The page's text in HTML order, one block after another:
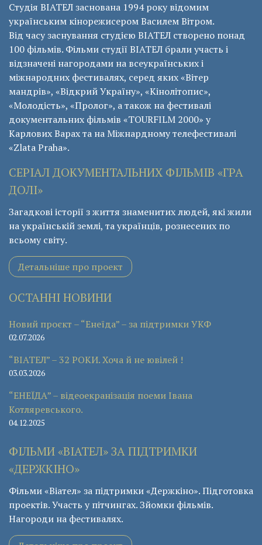
Студія ВІАТЕЛ заснована 1994 року відомим
українським кінорежисером Василем Вітром.
Від часу заснування студією ВІАТЕЛ створено понад
100 фільмів. Фільми студії ВІАТЕЛ брали участь і
відзначені нагородами на всеукраїнських і
міжнародних фестивалях, серед яких «Вітер
мандрів», «Відкрий Україну», «Кінолітопис»,
«Молодість», «Пролог», а також на фестивалі
документальних фільмів «ТОURFILM 2000» у
Карлових Варах та на Міжнардному телефестивалі
«Zlata Praha».
СЕРІАЛ ДОКУМЕНТАЛЬНИХ ФІЛЬМІВ «ГРА
ДОЛІ»
Загадкові історії з життя знаменитих людей, які жили
на українській землі, та українців, рознесених по
всьому світу.
Детальніше про проект
ОСТАННІ НОВИНИ
Новий проєкт – “Енеїда” – за підтримки УКФ
02.07.2026
“ВІАТЕЛ” – 32 РОКИ. Хоча й не ювілей !
03.03.2026
“ЕНЕЇДА” – відеоекранізація поеми Івана
Котляревського.
04.12.2025
ФІЛЬМИ «ВІАТЕЛ» ЗА ПІДТРИМКИ
«ДЕРЖКІНО»
Фільми «Віател» за підтримки «Держкіно». Підготовка
проектів. Участь у пітчингах. Зйомки фільмів.
Нагороди на фестивалях.